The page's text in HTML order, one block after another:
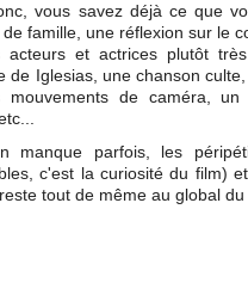
vous savez déjà ce que
de famille, une réflexion sur le
acteurs et actrices plutôt
de Iglesias, une chanson
mouvements de caméra,
manque parfois, les
c'est la curiosité du film)
tout de même au global du